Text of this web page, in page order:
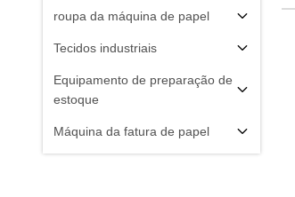
roupa da máquina de papel
Tecidos industriais
Equipamento de preparação de
estoque
Máquina da fatura de papel